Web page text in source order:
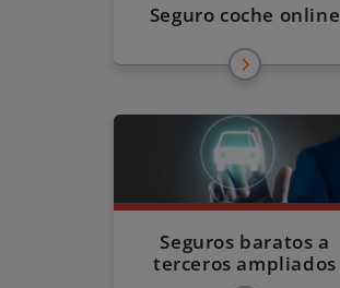
Seguro coche online
Seguros baratos a
terceros ampliados